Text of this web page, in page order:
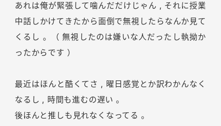
あれは俺が緊張して噛んだだけじゃん , それに授業
中話しかけてきたから面倒で無視したらなんか見て
くるし 。（ 無視したのは嫌いな人だったし執拗か
ったからです ）
最近はほんと酷くてさ , 曜日感覚とか訳わかんなく
なるし , 時間も進むの遅い 。
後ほんと推しも見れなくなってる 。